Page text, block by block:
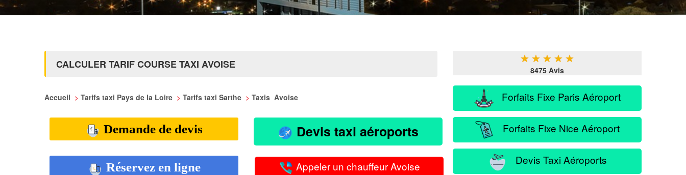
CALCULER TARIF COURSE TAXI AVOISE
Accueil > Tarifs taxi Pays de la Loire > Tarifs taxi Sarthe > Taxis Avoise
Demande de devis Devis taxi aéroports
Réservez en ligne Appeler un chauffeur Avoise
★ ★ ★ ★ ★
8475 Avis
Forfaits Fixe Paris Aéroport
Forfaits Fixe Nice Aéroport
Devis Taxi Aéroports